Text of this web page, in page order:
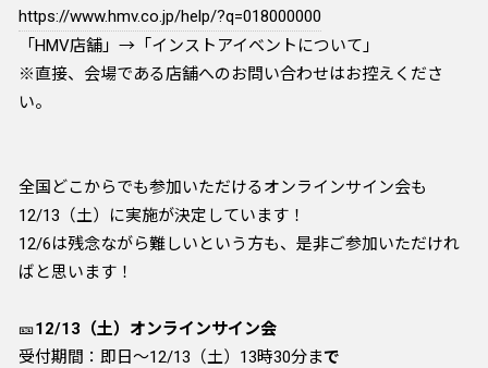
https://www.hmv.co.jp/help/?q=018000000
「HMV店舗」→「インストアイベントについて」
※直接、会場である店舗へのお問い合わせはお控えくださ
い。
全国どこからでも参加いただけるオンラインサイン会も
12/13（土）に実施が決定しています！
12/6は残念ながら難しいという方も、是非ご参加いただけれ
ばと思います！
🎫12/13（土）オンラインサイン会
受付期間：即日～12/13（土）13時30分まで